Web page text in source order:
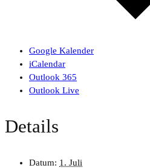
Google Kalender
iCalendar
Outlook 365
Outlook Live
Details
Datum: 1. Juli